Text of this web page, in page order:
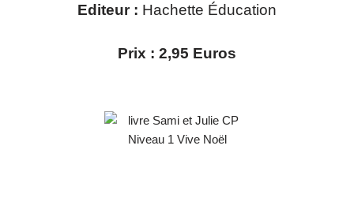
Editeur : Hachette Éducation
Prix : 2,95 Euros